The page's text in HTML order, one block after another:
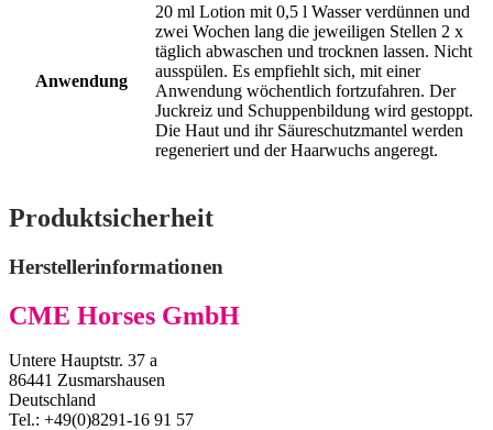
Anwendung
20 ml Lotion mit 0,5 l Wasser verdünnen und
zwei Wochen lang die jeweiligen Stellen 2 x
täglich abwaschen und trocknen lassen. Nicht
ausspülen. Es empfiehlt sich, mit einer
Anwendung wöchentlich fortzufahren. Der
Juckreiz und Schuppenbildung wird gestoppt.
Die Haut und ihr Säureschutzmantel werden
regeneriert und der Haarwuchs angeregt.
Produktsicherheit
Herstellerinformationen
CME Horses GmbH
Untere Hauptstr. 37 a
86441 Zusmarshausen
Deutschland
Tel.: +49(0)8291-16 91 57